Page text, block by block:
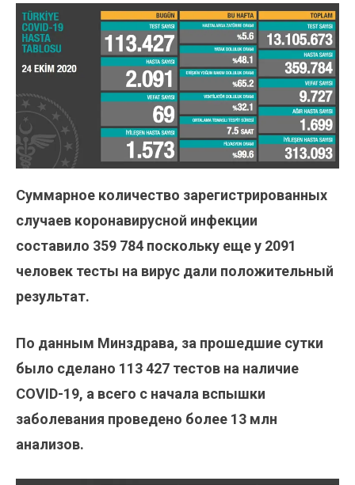
Суммарное количество зарегистрированных
случаев коронавирусной инфекции
составило 359 784 поскольку еще у 2091
человек тесты на вирус дали положительный
результат.
По данным Минздрава, за прошедшие сутки
было сделано 113 427 тестов на наличие
COVID-19, а всего с начала вспышки
заболевания проведено более 13 млн
анализов.